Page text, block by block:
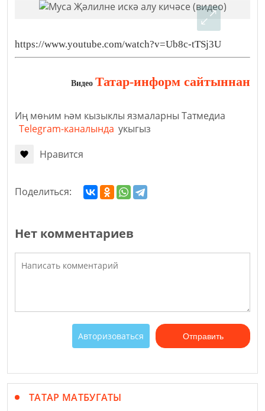
https://www.youtube.com/watch?v=Ub8c-tTSj3U
Видео Татар-информ сайтыннан
Иң мөһим һәм кызыклы язмаларны Татмедиа
Telegram-каналында укыгыз
Нравится
Поделиться:
Нет комментариев
Авторизоваться Отправить
ТАТАР МАТБУГАТЫ